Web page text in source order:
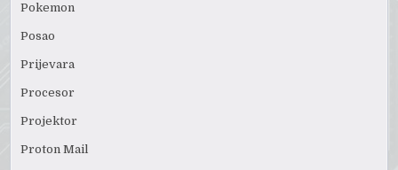
Pokemon
Posao
Prijevara
Procesor
Projektor
Proton Mail